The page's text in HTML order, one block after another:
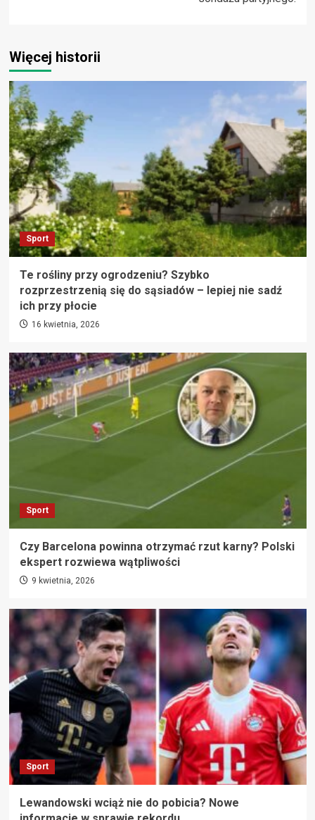
Więcej historii
Sport
Te rośliny przy ogrodzeniu? Szybko
rozprzestrzenią się do sąsiadów – lepiej nie sadź
ich przy płocie
16 kwietnia, 2026
Sport
Czy Barcelona powinna otrzymać rzut karny? Polski
ekspert rozwiewa wątpliwości
9 kwietnia, 2026
Sport
Lewandowski wciąż nie do pobicia? Nowe